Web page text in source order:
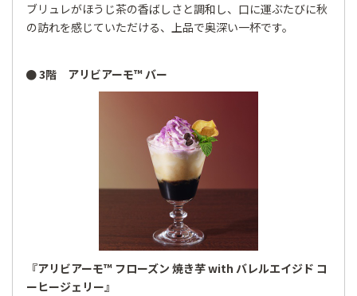
ブリュレがほうじ茶の香ばしさと調和し、口に運ぶたびに秋
の訪れを感じていただける、上品で奥深い一杯です。
● 3階 アリビアーモ™ バー
『アリビアーモ™ フローズン 焼き芋 with バレルエイジド コ
ーヒージェリー』